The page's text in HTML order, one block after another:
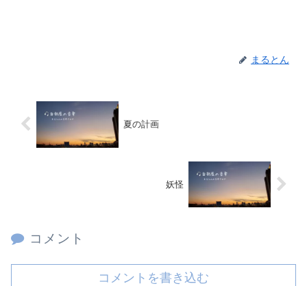
まるとん
夏の計画
妖怪
コメント
コメントを書き込む